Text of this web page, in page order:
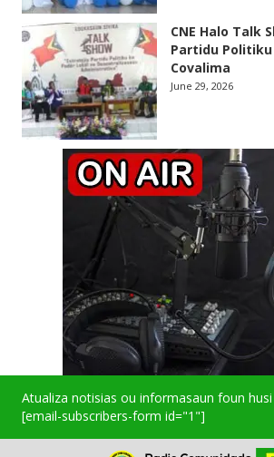
CNE Halo Talk
Partidu
Covalima
June 29, 2026
Atualiza notisias ou informasaun foun
[email-subscribers-form id="1"]